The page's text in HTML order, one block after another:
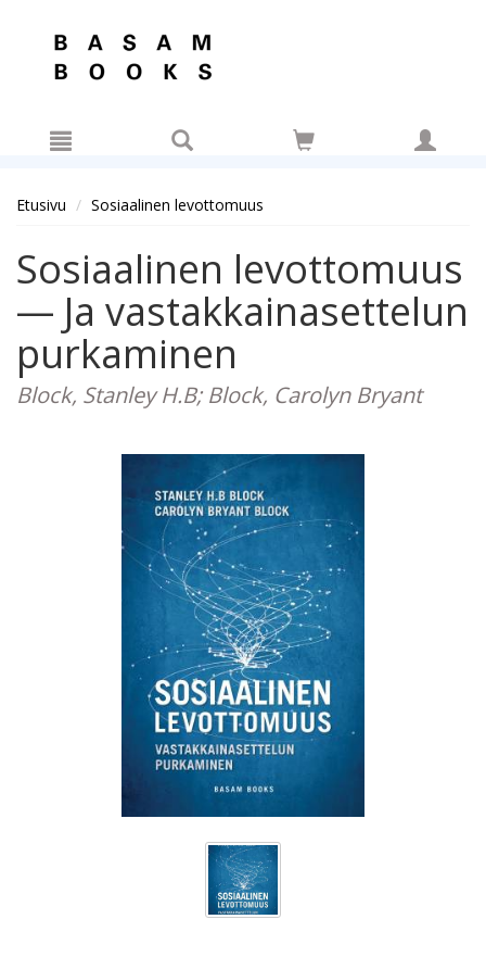
Etusivu Sosiaalinen levottomuus
Sosiaalinen levottomuus
— Ja vastakkainasettelun
purkaminen
Block, Stanley H.B; Block, Carolyn Bryant